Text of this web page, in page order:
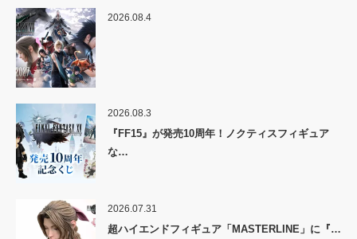
2026.08.4
2026.08.3
『FF15』が発売10周年！ノクティスフィギュア
な…
2026.07.31
超ハイエンドフィギュア「MASTERLINE」に『…